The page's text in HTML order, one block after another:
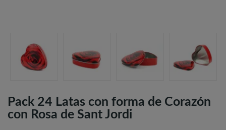
Pack 24 Latas con forma de Corazón
con Rosa de Sant Jordi